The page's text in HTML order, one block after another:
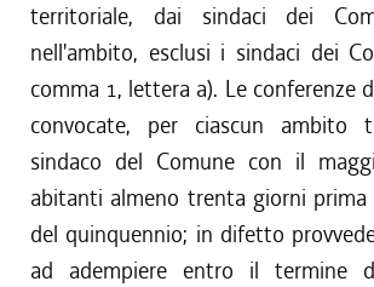
territoriale, dai sindaci dei
nell'ambito, esclusi i sindaci dei
comma 1, lettera a). Le conferenze
convocate, per ciascun ambito
sindaco del Comune con il
abitanti almeno trenta giorni prima
del quinquennio; in difetto
ad adempiere entro il termine